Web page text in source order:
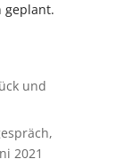
geplant.
und
2021